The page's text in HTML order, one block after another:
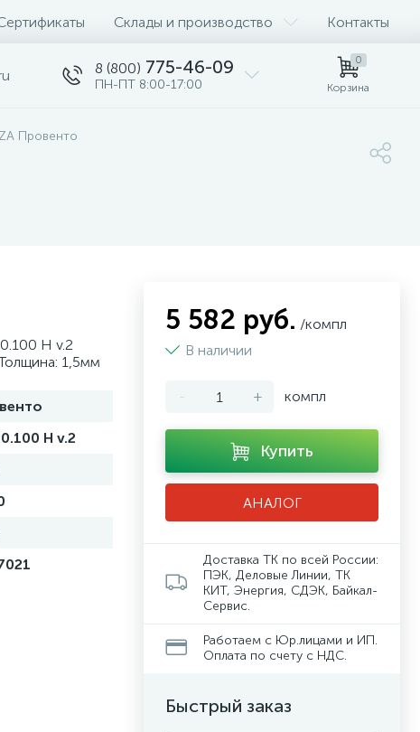
Склады и производство Контакты
8 (800) 775-46-09
ПН-ПТ 8:00-17:00
0
Корзина
Провенто
H v.2
1,5мм
H v.2
5 582 руб. /компл
В наличии
- + компл
Купить
АНАЛОГ
Доставка ТК по всей России:
ПЭК, Деловые Линии, ТК
КИТ, Энергия, СДЭК, Байкал-
Сервис.
Работаем с Юр.лицами и ИП.
Оплата по счету с НДС.
Быстрый заказ